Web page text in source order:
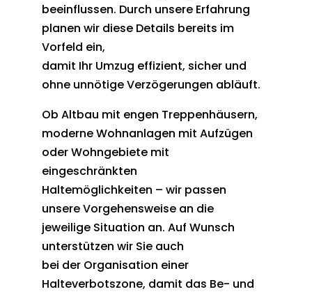
beeinflussen. Durch unsere Erfahrung
planen wir diese Details bereits im
Vorfeld ein,
damit Ihr Umzug effizient, sicher und
ohne unnötige Verzögerungen abläuft.
Ob Altbau mit engen Treppenhäusern,
moderne Wohnanlagen mit Aufzügen
oder Wohngebiete mit
eingeschränkten
Haltemöglichkeiten – wir passen
unsere Vorgehensweise an die
jeweilige Situation an. Auf Wunsch
unterstützen wir Sie auch
bei der Organisation einer
Halteverbotszone, damit das Be- und